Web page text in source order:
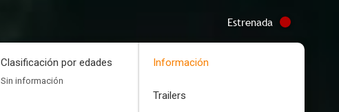
Estrenada
Clasificación por edades
Sin información
Información
Trailers